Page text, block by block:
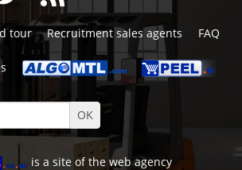
tour Recruitment sales agents FAQ
is a site of the web agency